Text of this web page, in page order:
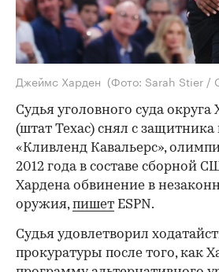
Джеймс Харден (Фото: Sarah Stier /
Судья уголовного суда округа
(штат Техас) снял с
«Кливленд Кавальерс»,
2012 года в составе сборной
Хардена обвинение в
оружия,пишет ESPN.
Судья удовлетворил
прокуратуры после того, как